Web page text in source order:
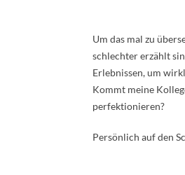
Um das mal zu
schlechter erzählt
Erlebnissen, um
Kommt meine
perfektionieren?
Persönlich auf den